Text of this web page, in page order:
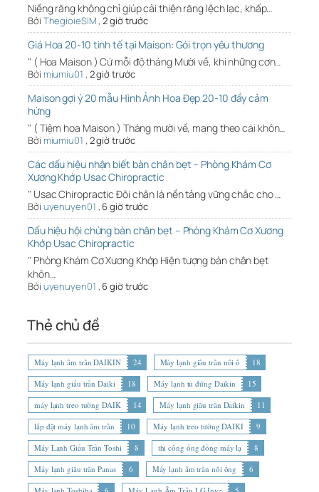
Niềng răng không chỉ giúp cải thiện răng lệch lạc, khấp…
Bởi ThegioieSIM,2 giờ trước
Giá Hoa 20-10 tinh tế tại Maison: Gói trọn yêu thương
" ( Hoa Maison ) Cứ mỗi độ tháng Mười về, khi những cơn…
Bởi miumiu01 , 2 giờ trước
Maison gợi ý 20 mẫu Hình Ảnh Hoa Đẹp 20-10 đầy cảm
hứng
" ( Tiệm hoa Maison ) Tháng mười về, mang theo cái khôn…
Bởi miumiu01 , 2 giờ trước
Các dấu hiệu nhận biết bàn chân bẹt – Phòng Khám Cơ
Xương Khớp Usac Chiropractic
" Usac Chiropractic Đôi chân là nền tảng vững chắc cho …
Bởi uyenuyen01 , 6 giờ trước
Dấu hiệu hội chứng bàn chân bẹt – Phòng Khám Cơ Xương
Khớp Usac Chiropractic
" Phòng Khám Cơ Xương Khớp Hiện tượng bàn chân bẹt
khôn…
Bởi uyenuyen01 , 6 giờ trước
Thẻ chủ đề
Máy lạnh âm trần DAIKIN 24 Máy lạnh giấu trần nối ố
18
Máy lạnh giấu trần Daiki
18 Máy lạnh tủ đứng Daikin
15
máy lạnh treo tường DAIK
14 Máy lạnh giấu trần Daikin
11
lắp đặt máy lạnh âm trần
10 Máy lạnh treo tường DAIKI
9
Máy Lạnh Giấu Trần Toshi
8 thi công ống đồng máy lạ
8
Máy lạnh giấu trần Panas
6 Máy lạnh âm trần nối ống
6